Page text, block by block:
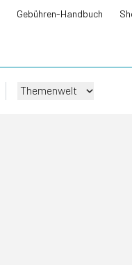
Gebühren-Handbuch
Themenwelt